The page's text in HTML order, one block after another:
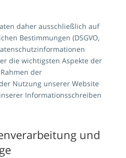
daher ausschließlich auf
Bestimmungen (DSGVO,
die wichtigsten Aspekte der
der
Nutzung unserer Website
Informationsschreiben
und